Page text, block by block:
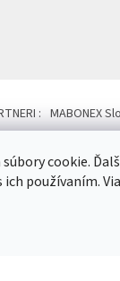
cookie.
ich používaním.
: MABONEX